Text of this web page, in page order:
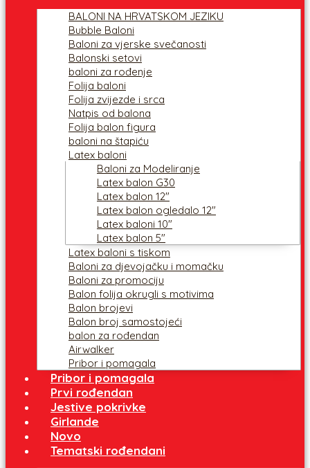
BALONI NA HRVATSKOM JEZIKU
Bubble Baloni
Baloni za vjerske svečanosti
Balonski setovi
baloni za rođenje
Folija baloni
Folija zvijezde i srca
Natpis od balona
Folija balon figura
baloni na štapiću
Latex baloni
Baloni za Modeliranje
Latex balon G30
Latex balon 12″
Latex balon ogledalo 12″
Latex baloni 10″
Latex balon 5″
Latex baloni s tiskom
Baloni za djevojačku i momačku
Baloni za promociju
Balon folija okrugli s motivima
Balon brojevi
Balon broj samostojeći
balon za rođendan
Airwalker
Pribor i pomagala
Pribor i pomagala
Prvi rođendan
Jestive pokrivke
Girlande
Novo
Tematski rođendani